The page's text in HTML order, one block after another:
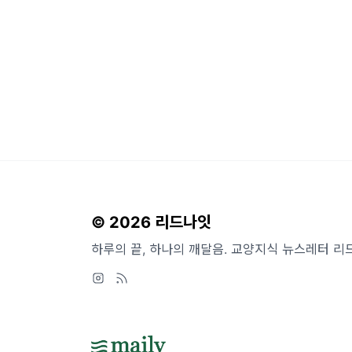
© 2026 리드나잇
하루의 끝, 하나의 깨달음. 교양지식 뉴스레터 리